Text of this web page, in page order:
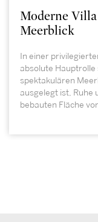
Moderne
Meerblick
In einer
absolute Hauptrolle
spektakulären
ausgelegt ist, Ruhe
bebauten Fläche